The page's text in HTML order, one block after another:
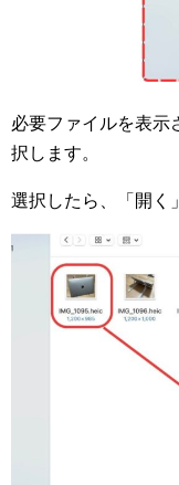
必要ファイルを表示
択します。
選択したら、「開く